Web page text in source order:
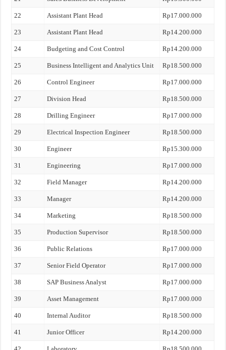
22 Assistant Plant Head Rp17.000.000
23 Assistant Plant Head Rp14.200.000
24 Budgeting and Cost Control Rp14.200.000
25 Business Intelligent and Analytics Unit Rp18.500.000
26 Control Engineer Rp17.000.000
27 Division Head Rp18.500.000
28 Drilling Engineer Rp17.000.000
29 Electrical Inspection Engineer Rp18.500.000
30 Engineer Rp15.300.000
31 Engineering Rp17.000.000
32 Field Manager Rp14.200.000
33 Manager Rp14.200.000
34 Marketing Rp18.500.000
35 Production Supervisor Rp18.500.000
36 Public Relations Rp17.000.000
37 Senior Field Operator Rp17.000.000
38 SAP Business Analyst Rp17.000.000
39 Asset Management Rp17.000.000
40 Internal Auditor Rp18.500.000
41 Junior Officer Rp14.200.000